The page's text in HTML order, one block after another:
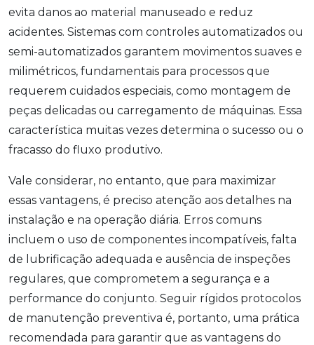
evita danos ao material manuseado e reduz
acidentes. Sistemas com controles automatizados ou
semi-automatizados garantem movimentos suaves e
milimétricos, fundamentais para processos que
requerem cuidados especiais, como montagem de
peças delicadas ou carregamento de máquinas. Essa
característica muitas vezes determina o sucesso ou o
fracasso do fluxo produtivo.
Vale considerar, no entanto, que para maximizar
essas vantagens, é preciso atenção aos detalhes na
instalação e na operação diária. Erros comuns
incluem o uso de componentes incompatíveis, falta
de lubrificação adequada e ausência de inspeções
regulares, que comprometem a segurança e a
performance do conjunto. Seguir rígidos protocolos
de manutenção preventiva é, portanto, uma prática
recomendada para garantir que as vantagens do